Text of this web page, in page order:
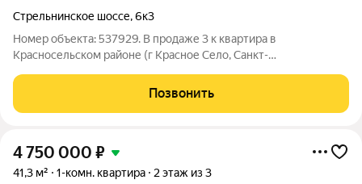
Стрельнинское шоссе,6к3
Номер объекта: 537929. В продаже 3 к квартира в
Красносельском районе (г Красное Село, Санкт-
56.2м кв. На 9 этаже. Несколько лет назад сделан капитальный
ремонт. Заменили всю электропроводку на
Позвонить
4 750 000 ₽
41,3 м² 1-комн. квартира 2 этаж из 3